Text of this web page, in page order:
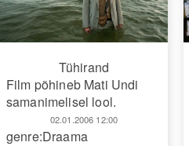
Tühirand
Film põhineb Mati Undi
samanimelisel lool.
02.01.2006 12:00
genre:Draama